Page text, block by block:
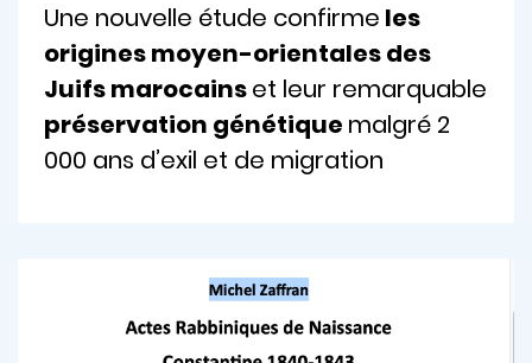
Une nouvelle étude confirme les
origines moyen-orientales des
Juifs marocainset leur remarquable
préservation génétique malgré 2
000 ans d’exil et de migration